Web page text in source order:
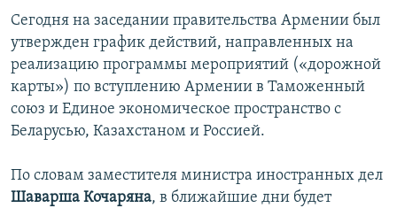
Сегодня на заседании правительства Армении был
утвержден график действий, направленных на
реализацию программы мероприятий («дорожной
карты») по вступлению Армении в Таможенный
союз и Единое экономическое пространство с
Беларусью, Казахстаном и Россией.
По словам заместителя министра иностранных дел
Шаварша Кочаряна, в ближайшие дни будет